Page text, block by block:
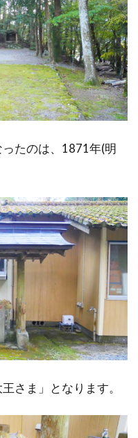
たのは、1871年(明
さま」となります。